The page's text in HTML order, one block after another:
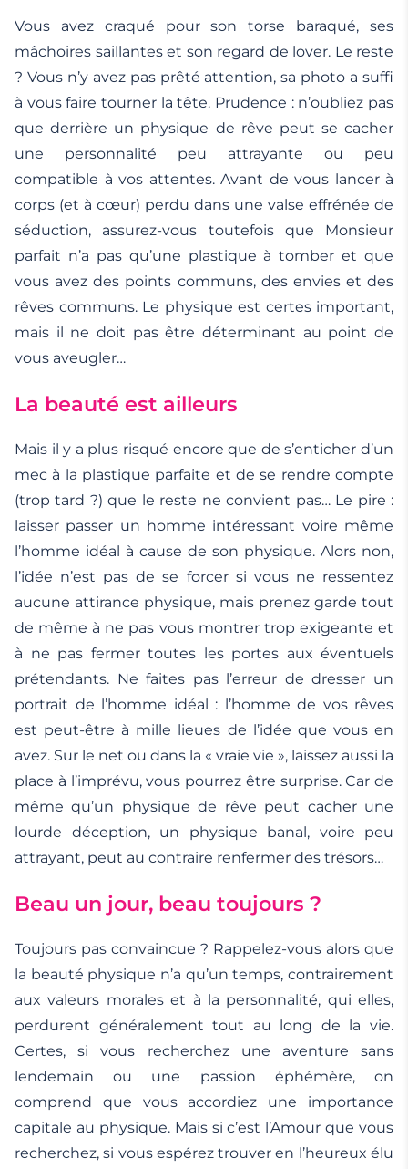
Vous avez craqué pour son torse baraqué, ses
mâchoires saillantes et son regard de lover. Le reste
? Vous n’y avez pas prêté attention, sa photo a suffi
à vous faire tourner la tête. Prudence : n’oubliez pas
que derrière un physique de rêve peut se cacher
une personnalité peu attrayante ou peu
compatible à vos attentes. Avant de vous lancer à
corps (et à cœur) perdu dans une valse effrénée de
séduction, assurez-vous toutefois que Monsieur
parfait n’a pas qu’une plastique à tomber et que
vous avez des points communs, des envies et des
rêves communs. Le physique est certes important,
mais il ne doit pas être déterminant au point de
vous aveugler…
La beauté est ailleurs
Mais il y a plus risqué encore que de s’enticher d’un
mec à la plastique parfaite et de se rendre compte
(trop tard ?) que le reste ne convient pas… Le pire :
laisser passer un homme intéressant voire même
l’homme idéal à cause de son physique. Alors non,
l’idée n’est pas de se forcer si vous ne ressentez
aucune attirance physique, mais prenez garde tout
de même à ne pas vous montrer trop exigeante et
à ne pas fermer toutes les portes aux éventuels
prétendants. Ne faites pas l’erreur de dresser un
portrait de l’homme idéal : l’homme de vos rêves
est peut-être à mille lieues de l’idée que vous en
avez. Sur le net ou dans la « vraie vie », laissez aussi la
place à l’imprévu, vous pourrez être surprise. Car de
même qu’un physique de rêve peut cacher une
lourde déception, un physique banal, voire peu
attrayant, peut au contraire renfermer des trésors…
Beau un jour, beau toujours ?
Toujours pas convaincue ? Rappelez-vous alors que
la beauté physique n’a qu’un temps, contrairement
aux valeurs morales et à la personnalité, qui elles,
perdurent généralement tout au long de la vie.
Certes, si vous recherchez une aventure sans
lendemain ou une passion éphémère, on
comprend que vous accordiez une importance
capitale au physique. Mais si c’est l’Amour que vous
recherchez, si vous espérez trouver en l’heureux élu